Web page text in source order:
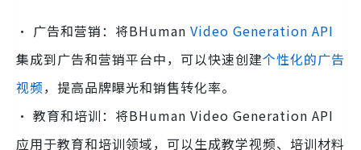
· 广告和营销：将BHuman Video Generation API
集成到广告和营销平台中，可以快速创建个性化的广告
视频，提高品牌曝光和销售转化率。
· 教育和培训：将BHuman Video Generation API
应用于教育和培训领域，可以生成教学视频、培训材料